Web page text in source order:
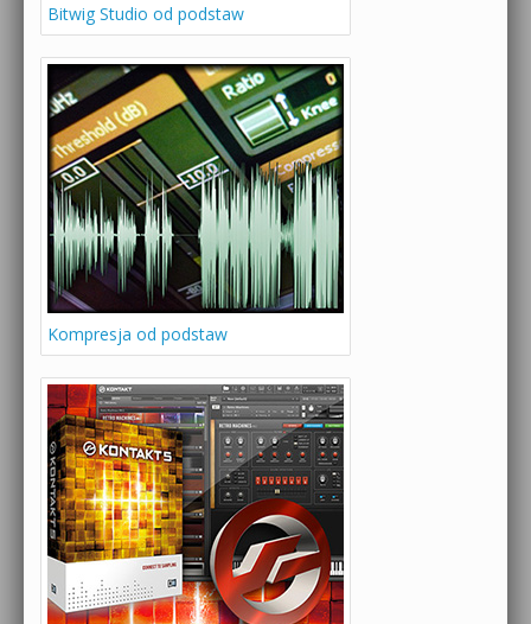
Bitwig Studio od podstaw
Kompresja od podstaw